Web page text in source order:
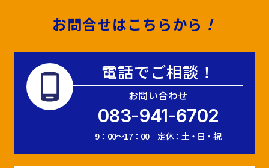
お問合せはこちらから ！
電話でご相談！
お問い合わせ
083-941-6702
9：00～17：00 定休：土・日・祝